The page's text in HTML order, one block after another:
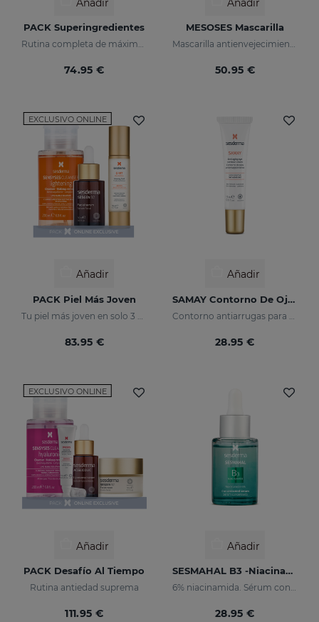
Añadir
PACK Superingredientes
Rutina completa de máxima hidratación, luminosidad y acción antiedad.
74.95 €
Añadir
MESOSES Mascarilla
Mascarilla antienvejecimiento suprema
50.95 €
EXCLUSIVO ONLINE
Añadir
PACK Piel Más Joven
83.95 €
Añadir
SAMAY Contorno De Ojos
28.95 €
EXCLUSIVO ONLINE
Añadir
PACK Desafío Al Tiempo
Rutina antiedad suprema
111.95 €
Añadir
SESMAHAL B3 -Niacinamide 6%
6% niacinamida. Sérum concentrado seborregulador
28.95 €